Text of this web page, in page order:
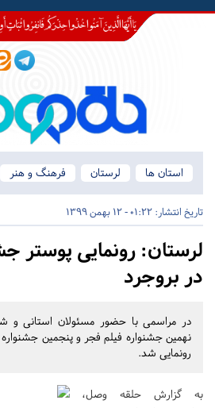
استان ها
لرستان فرهنگ و هنر
تاریخ انتشار: 01:22 - 12 بهمن 1399
لرستان: رونمایی پوستر
در بروجرد
در مراسمی با حضور مسئولان استانی و
نهمین جشنواره فیلم فجر و پنجمین
رونمایی شد.
به گزارش حلقه وصل،